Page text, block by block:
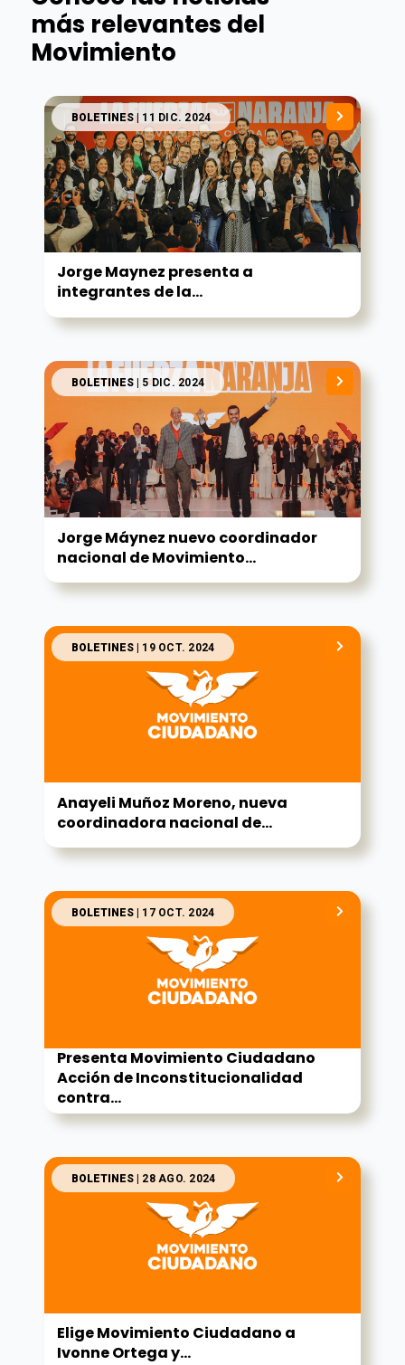
más relevantes del
Movimiento
BOLETINES| 11 DIC. 2024
Jorge Maynez presenta a
integrantes de la...
BOLETINES| 5 DIC. 2024
Jorge Máynez nuevo coordinador
nacional de Movimiento...
BOLETINES| 19 OCT. 2024
Anayeli Muñoz Moreno, nueva
coordinadora nacional de...
BOLETINES| 17 OCT. 2024
Presenta Movimiento Ciudadano
Acción de Inconstitucionalidad
contra...
BOLETINES| 28 AGO. 2024
Elige Movimiento Ciudadano a
Ivonne Ortega y...